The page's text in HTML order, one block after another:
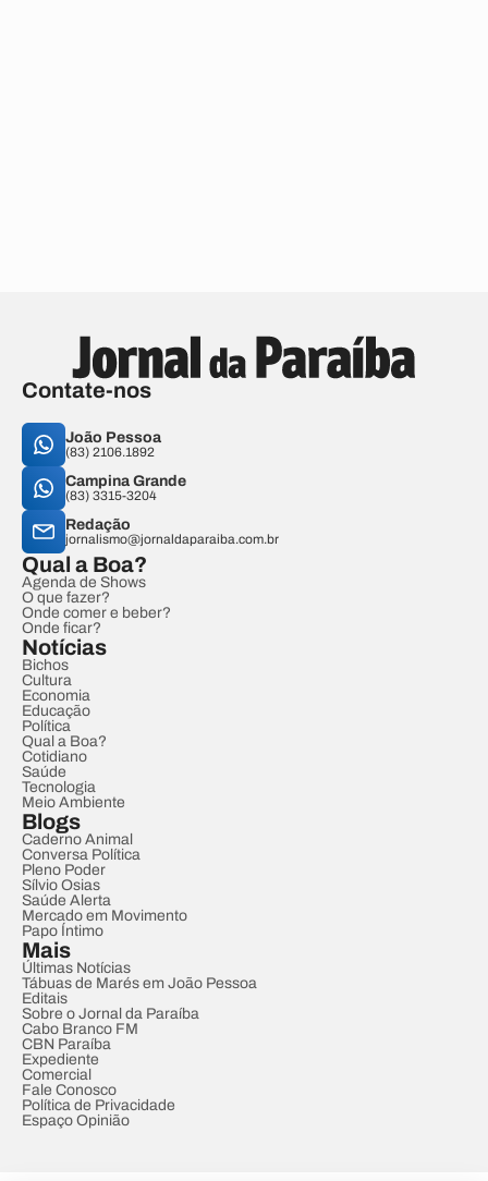
Contate-nos
João Pessoa
(83) 2106.1892
Campina Grande
(83) 3315-3204
Redação
jornalismo@jornaldaparaiba.com.br
Qual a Boa?
Agenda de Shows
O que fazer?
Onde comer e beber?
Onde ficar?
Notícias
Bichos
Cultura
Economia
Educação
Política
Qual a Boa?
Cotidiano
Saúde
Tecnologia
Meio Ambiente
Blogs
Caderno Animal
Conversa Política
Pleno Poder
Sílvio Osias
Saúde Alerta
Mercado em Movimento
Papo Íntimo
Mais
Últimas Notícias
Tábuas de Marés em João Pessoa
Editais
Sobre o Jornal da Paraíba
Cabo Branco FM
CBN Paraíba
Expediente
Comercial
Fale Conosco
Política de Privacidade
Espaço Opinião